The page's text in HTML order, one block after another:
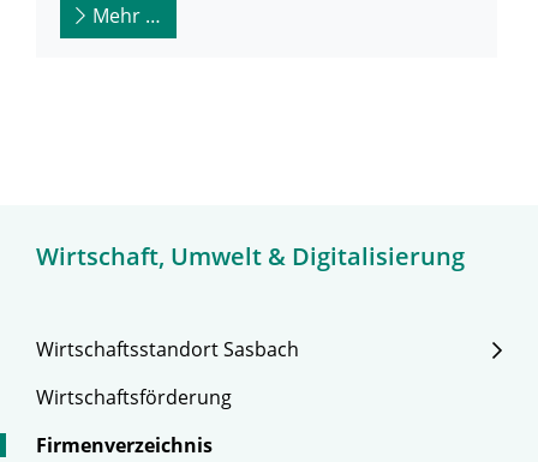
Wirtschaft, Umwelt & Digitalisierung
Wirtschaftsstandort Sasbach
Wirtschaftsförderung
Firmenverzeichnis
Mehr …